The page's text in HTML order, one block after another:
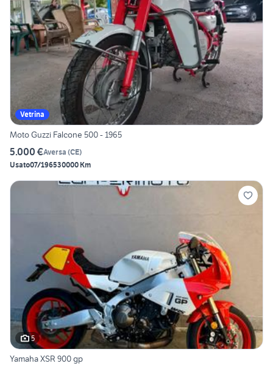
Vetrina
Moto Guzzi Falcone 500 - 1965
5.000 €Aversa (CE)
Usato07/196530000 Km
5
Yamaha XSR 900 gp